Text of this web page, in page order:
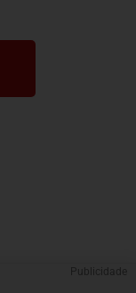
Publicidade